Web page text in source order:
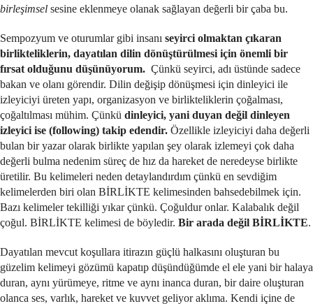
birleşimsel sesine eklenmeye olanak sağlayan değerli bir çaba bu.
Sempozyum ve oturumlar gibi insanı seyirci olmaktan çıkaran
birlikteliklerin, dayatılan dilin dönüştürülmesi için önemli bir
fırsat olduğunu düşünüyorum. Çünkü seyirci, adı üstünde sadece
bakan ve olanı görendir. Dilin değişip dönüşmesi için dinleyici ile
izleyiciyi üreten yapı, organizasyon ve birlikteliklerin çoğalması,
çoğaltılması mühim. Çünkü dinleyici, yani duyan değil dinleyen
izleyici ise (following) takip edendir. Özellikle izleyiciyi daha değerli
bulan bir yazar olarak birlikte yapılan şey olarak izlemeyi çok daha
değerli bulma nedenim süreç de hız da hareket de neredeyse birlikte
üretilir. Bu kelimeleri neden detaylandırdım çünkü en sevdiğim
kelimelerden biri olan BİRLİKTE kelimesinden bahsedebilmek için.
Bazı kelimeler tekilliği yıkar çünkü. Çoğuldur onlar. Kalabalık değil
çoğul. BİRLİKTE kelimesi de böyledir. Bir arada değil BİRLİKTE.
Dayatılan mevcut koşullara itirazın güçlü halkasını oluşturan bu
güzelim kelimeyi gözümü kapatıp düşündüğümde el ele yani bir halaya
duran, aynı yürümeye, ritme ve aynı inanca duran, bir daire oluşturan
olanca ses, varlık, hareket ve kuvvet geliyor aklıma. Kendi içine de